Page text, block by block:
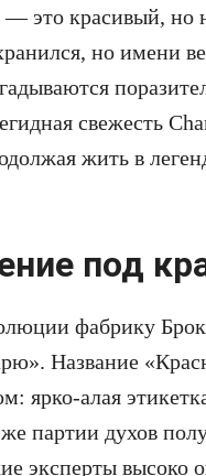
это красивый, но
но имени
свежесть
жить в
под
фабрику
Название
ярко-алая
партии духов
эксперты высоко